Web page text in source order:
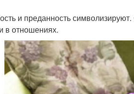
и преданность
в отношениях.